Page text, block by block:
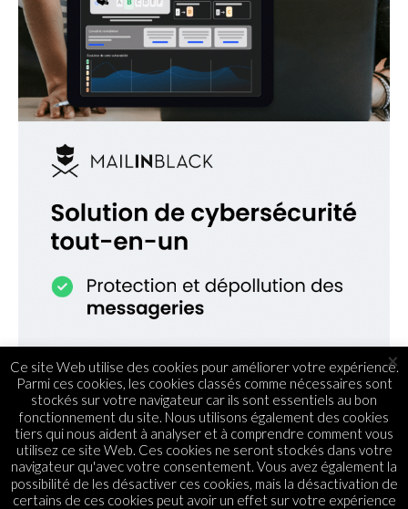
Ce site Web utilise des cookies pour améliorer votre expérience.
Parmi ces cookies, les cookies classés comme nécessaires sont
stockés sur votre navigateur car ils sont essentiels au bon
fonctionnement du site. Nous utilisons également des cookies
tiers qui nous aident à analyser et à comprendre comment vous
utilisez ce site Web. Ces cookies ne seront stockés dans votre
navigateur qu'avec votre consentement. Vous avez également la
possibilité de les désactiver ces cookies, mais la désactivation de
certains de ces cookies peut avoir un effet sur votre expérience
×